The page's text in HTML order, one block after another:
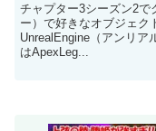
チャプター3シーズン2で
ー）で好きなオブジェク
UnrealEngine（アンリア
はApexLeg...